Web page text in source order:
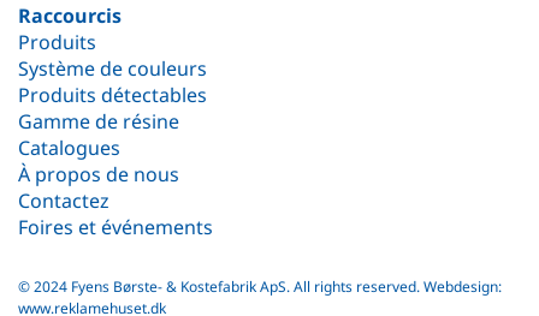
Raccourcis
Produits
Système de couleurs
Produits détectables
Gamme de résine
Catalogues
À propos de nous
Contactez
Foires et événements
© 2024 Fyens Børste- & Kostefabrik ApS. All rights reserved.Webdesign:
www.reklamehuset.dk